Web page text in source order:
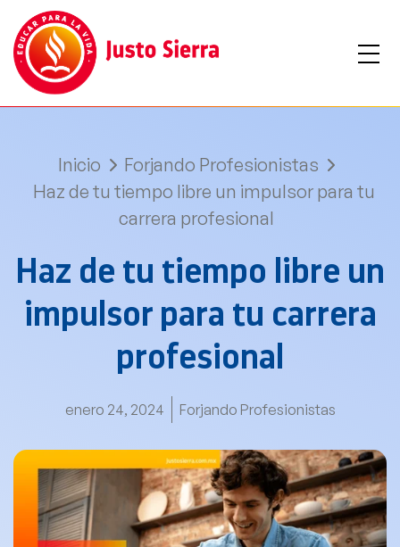
Inicio
Forjando Profesionistas
Haz de tu tiempo libre un impulsor para tu
carrera profesional
Haz de tu tiempo libre un
impulsor para tu carrera
profesional
enero 24, 2024 Forjando Profesionistas